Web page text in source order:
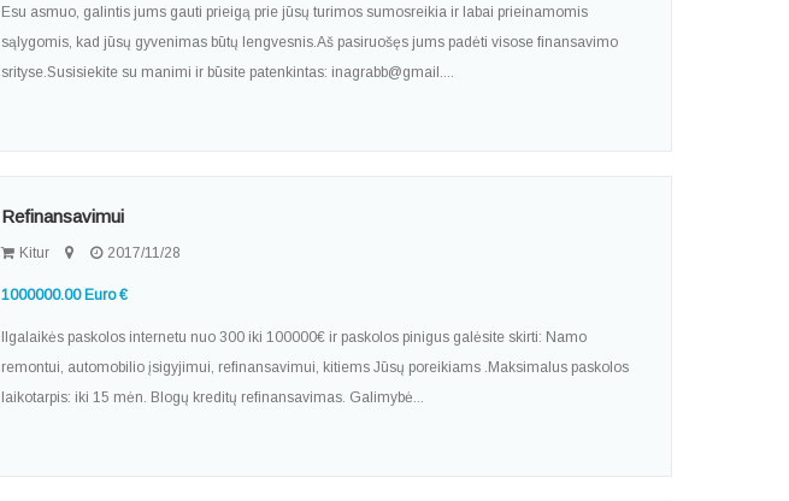
Esu asmuo, galintis jums gauti prieigą prie jūsų turimos sumosreikia ir labai prieinamomis
sąlygomis, kad jūsų gyvenimas būtų lengvesnis.Aš pasiruošęs jums padėti visose finansavimo
srityse.Susisiekite su manimi ir būsite patenkintas: inagrabb@gmail....
Refinansavimui
Kitur 2017/11/28
1000000.00 Euro €
Ilgalaikės paskolos internetu nuo 300 iki 100000€ ir paskolos pinigus galėsite skirti: Namo
remontui, automobilio įsigyjimui, refinansavimui, kitiems Jūsų poreikiams .Maksimalus paskolos
laikotarpis: iki 15 mėn. Blogų kreditų refinansavimas. Galimybė...